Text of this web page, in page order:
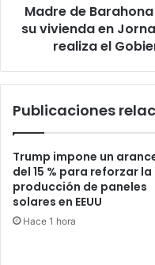
Jornada
Madres
realiza
a
través
de
DASAC
Madre de
su vivienda en
realiza el
Publicaciones
Trump impone un
del 15 % para reforzar la
producción de paneles
solares en EEUU
Hace 1 hora